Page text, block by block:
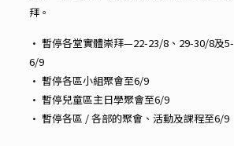
拜。
• 暫停各堂實體崇拜—22-23/8、29-30/8及5-
6/9
• 暫停各區小組聚會至6/9
• 暫停兒童區主日學聚會至6/9
• 暫停各區 / 各部的聚會、活動及課程至6/9